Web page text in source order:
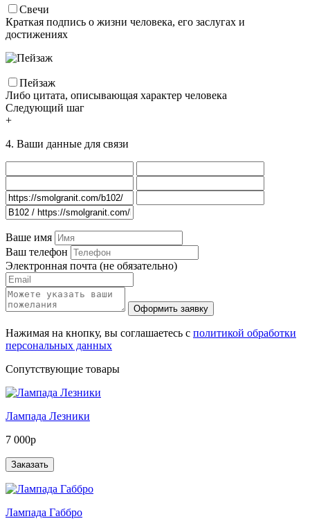
Свечи
Краткая подпись о жизни человека, его заслугах и
достижениях
Пейзаж
Либо цитата, описывающая характер человека
Следующий шаг
+
4. Ваши данные для связи
Ваше имя
Ваш телефон
Электронная почта (не обязательно)
Нажимая на кнопку, вы соглашаетесь с политикой обработки
персональных данных
Сопутствующие товары
Лампада Лезники
7 000р
Лампада Габбро